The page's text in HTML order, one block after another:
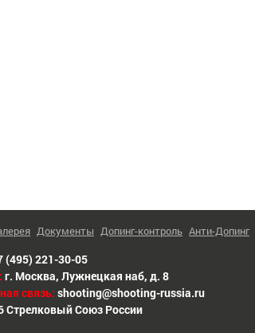
Документы Допинг-контроль Анти-Допинг
(495) 221-30-05
г. Москва, Лужнецкая наб, д. 8
связь: shooting@shooting-russia.ru
Стрелковый Союз России